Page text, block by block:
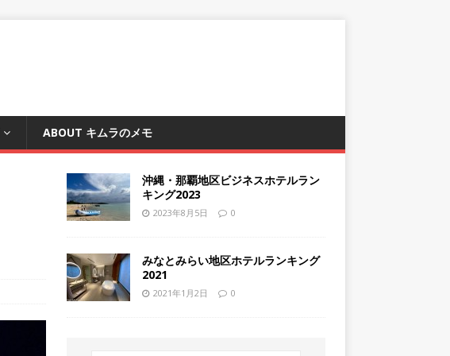
ABOUT キムラのメモ
沖縄・那覇地区ビジネスホテルラン
キング2023
2023年8月5日 0
みなとみらい地区ホテルランキング
2021
2021年1月2日 0